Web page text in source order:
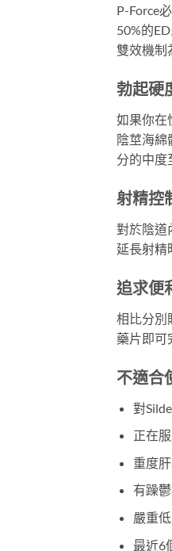
P-Force
50%的
雙效機制
勃起硬
如果你在
陰莖海
分的中度
射精控
對於陰道
延長射精
追求便
相比分別
藥片即可
不適合
對
正在
重度
有躁
嚴重
最近6